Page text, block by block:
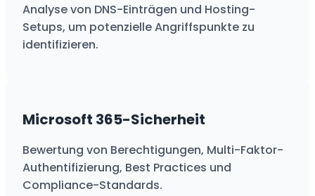
Analyse von DNS-Einträgen und Hosting-
Setups, um potenzielle Angriffspunkte zu
identifizieren.
Microsoft 365-Sicherheit
Bewertung von Berechtigungen, Multi-Faktor-
Authentifizierung, Best Practices und
Compliance-Standards.